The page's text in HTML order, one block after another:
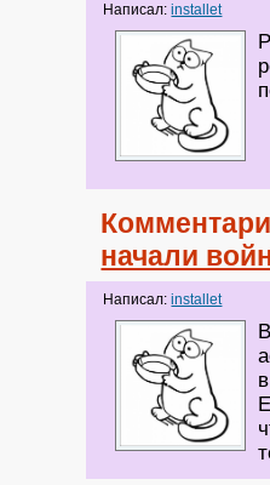
Написал:installet
начали
Написал:installet